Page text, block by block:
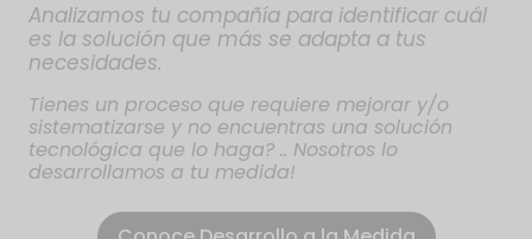
Analizamos tu compañía para identificar cuál
es la solución que más se adapta a tus
necesidades.
Tienes un proceso que requiere mejorar y/o
sistematizarse y no encuentras una solución
tecnológica que lo haga? .. Nosotros lo
desarrollamos a tu medida!